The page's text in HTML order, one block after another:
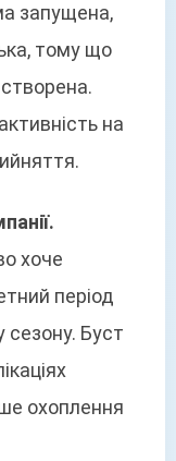
запущена,
тому що
на
хоче
період
Буст
охоплення